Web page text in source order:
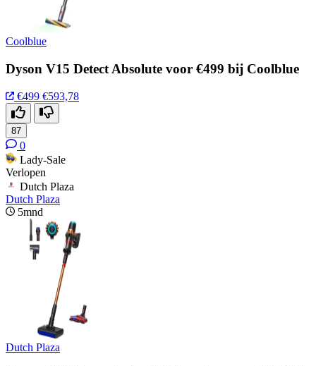
Coolblue
Dyson V15 Detect Absolute voor €499 bij Coolblue
€499 €593,78
87
0
Lady-Sale
Verlopen
Dutch Plaza
Dutch Plaza
5mnd
Dutch Plaza